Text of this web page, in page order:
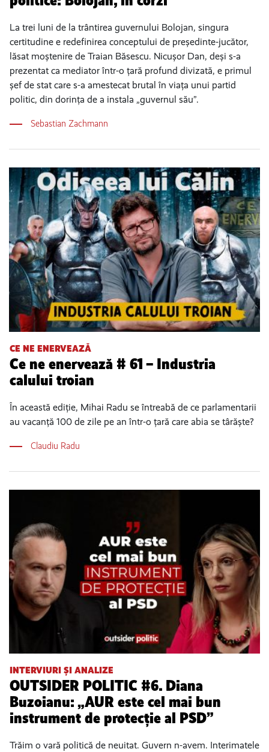
La trei luni de la trântirea guvernului Bolojan, singura
certitudine e redefinirea conceptului de președinte-jucător,
lăsat moștenire de Traian Băsescu. Nicușor Dan, deși s-a
prezentat ca mediator într-o țară profund divizată, e primul
șef de stat care s-a amestecat brutal în viața unui partid
politic, din dorința de a instala „guvernul său”.
Sebastian Zachmann
CE NE ENERVEAZĂ
Ce ne enervează # 61 – Industria
calului troian
În această ediție, Mihai Radu se întreabă de ce parlamentarii
au vacanță 100 de zile pe an într-o țară care abia se târăște?
Claudiu Radu
INTERVIURI ȘI ANALIZE
OUTSIDER POLITIC #6. Diana
Buzoianu: „AUR este cel mai bun
instrument de protecție al PSD”
Trăim o vară politică de neuitat. Guvern n-avem. Interimatele